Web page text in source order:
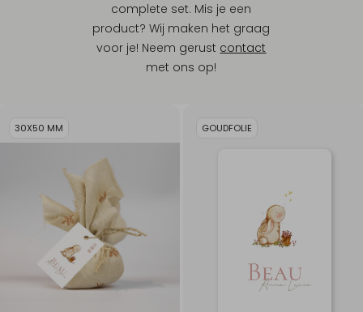
complete set. Mis je een
product? Wij maken het graag
voor je! Neem gerust contact
met ons op!
30X50 MM GOUDFOLIE